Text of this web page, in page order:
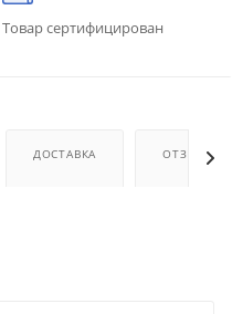
Товар сертифицирован
ДОСТАВКА ОТЗЫВЫ